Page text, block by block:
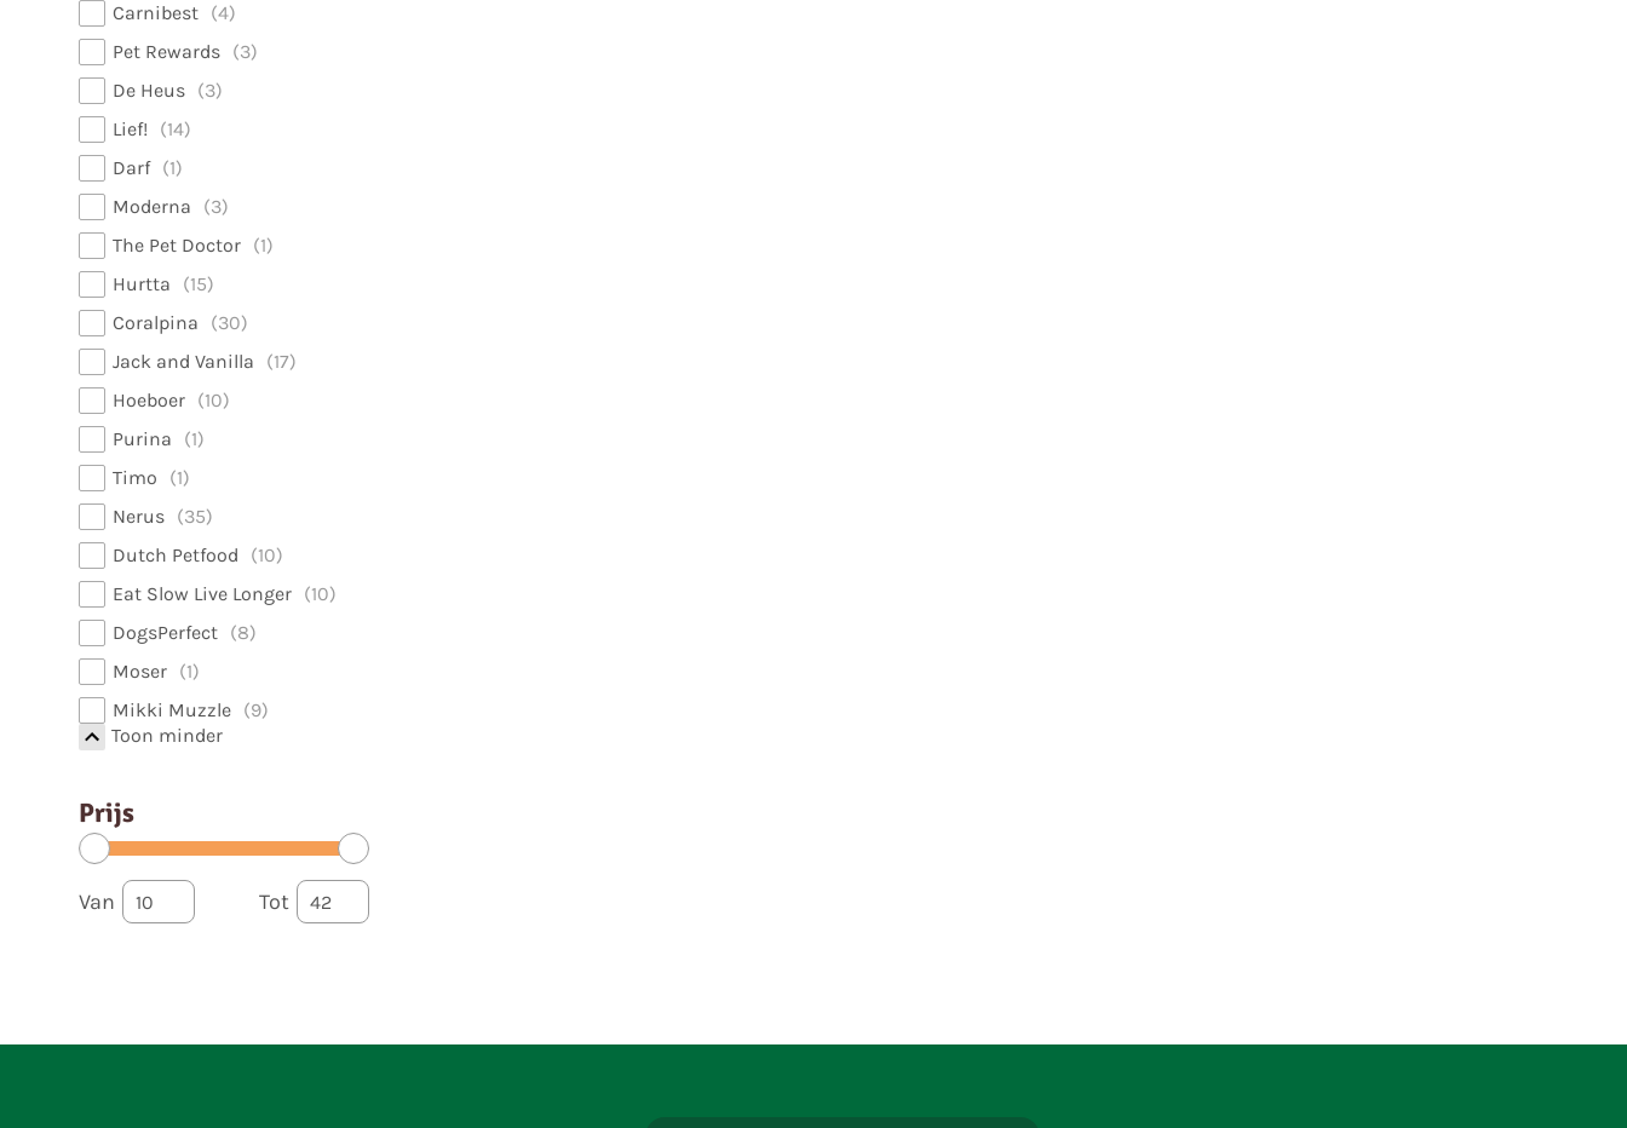
Carnibest
4
Pet Rewards
3
De Heus
3
Lief!
14
Darf
1
Moderna
3
The Pet Doctor
1
Hurtta
15
Coralpina
30
Jack and Vanilla
17
Hoeboer
10
Purina
1
Timo
1
Nerus
35
Dutch Petfood
10
Eat Slow Live Longer
10
DogsPerfect
8
Moser
1
Mikki Muzzle
9
Toon minder
Prijs
Van Tot